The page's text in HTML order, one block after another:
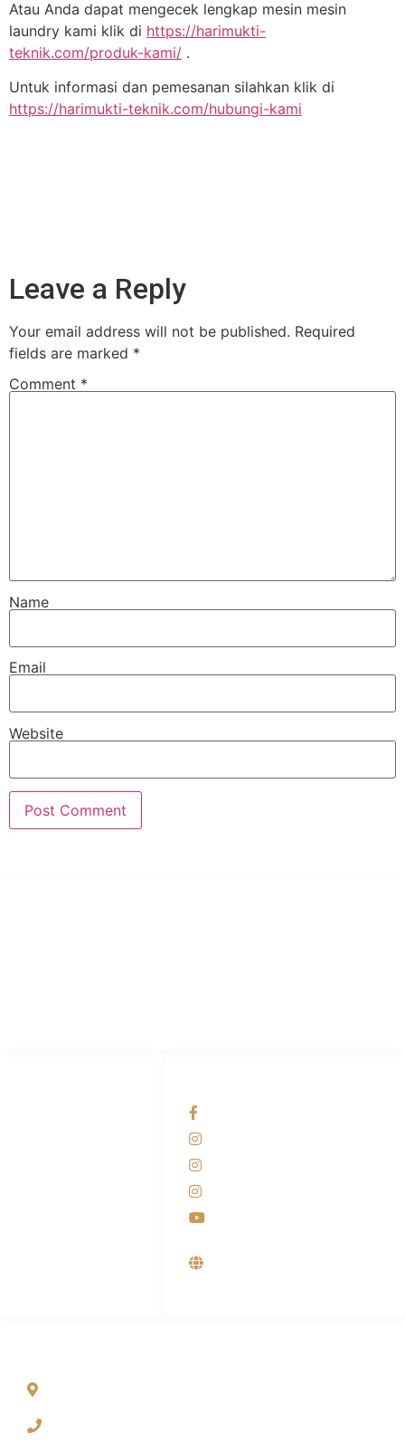
Atau Anda dapat mengecek lengkap mesin mesin
laundry kami klik di https://harimukti-
teknik.com/produk-kami/ .
Untuk informasi dan pemesanan silahkan klik di
https://harimukti-teknik.com/hubungi-kami
Leave a Reply
Your email address will not be published. Required
fields are marked *
Comment *
Name
Email
Website